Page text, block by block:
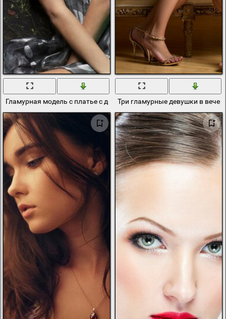
Гламурная модель с платье с декольтеТри гламурные девушки в